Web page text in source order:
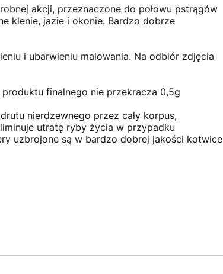
akcji, przeznaczone do połowu pstrągów
klenie, jazie i okonie. Bardzo dobrze
i ubarwieniu malowania. Na odbiór zdjęcia
finalnego nie przekracza 0,5g
nierdzewnego przez cały korpus,
utratę ryby życia w przypadku
uzbrojone są w bardzo dobrej jakości kotwice